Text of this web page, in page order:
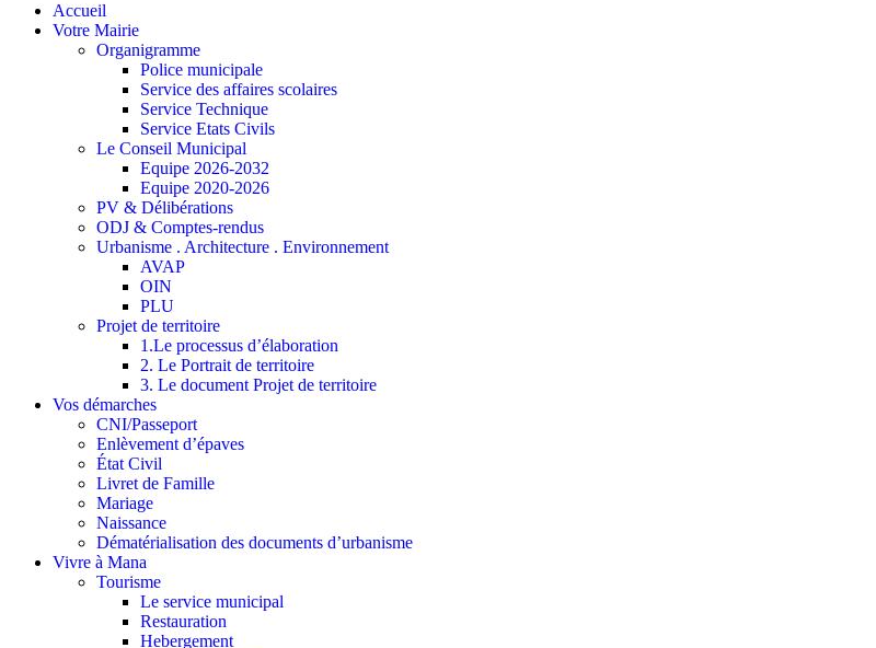
Accueil
Votre Mairie
Organigramme
Police municipale
Service des affaires scolaires
Service Technique
Service Etats Civils
Le Conseil Municipal
Equipe 2026-2032
Equipe 2020-2026
PV & Délibérations
ODJ & Comptes-rendus
Urbanisme . Architecture . Environnement
AVAP
OIN
PLU
Projet de territoire
1.Le processus d’élaboration
2. Le Portrait de territoire
3. Le document Projet de territoire
Vos démarches
CNI/Passeport
Enlèvement d’épaves
État Civil
Livret de Famille
Mariage
Naissance
Dématérialisation des documents d’urbanisme
Vivre à Mana
Tourisme
Le service municipal
Restauration
Hebergement